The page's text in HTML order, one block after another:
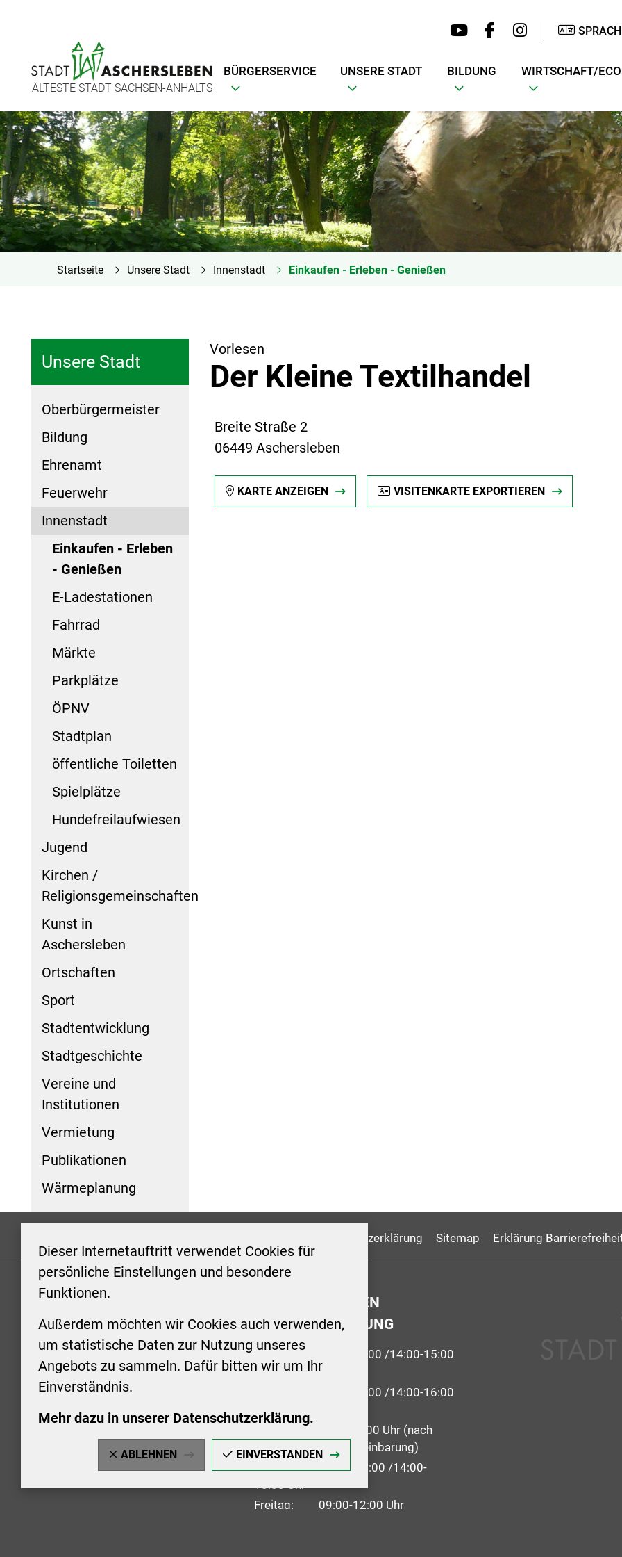
Dieser Internetauftritt verwendet Cookies für
persönliche Einstellungen und besondere
Funktionen.
Außerdem möchten wir Cookies auch verwenden,
um statistische Daten zur Nutzung unseres
Angebots zu sammeln. Dafür bitten wir um Ihr
Einverständnis.
Mehr dazu in unserer Datenschutzerklärung.
ABLEHNEN EINVERSTANDEN
ÄLTESTE STADT SACHSEN-ANHALTS
BÜRGERSERVICE UNSERE STADT BILDUNG WIRTSCHAFT/
Startseite Unsere Stadt Innenstadt Einkaufen - Erleben - Genießen
Unsere Stadt
Oberbürgermeister
Bildung
Ehrenamt
Feuerwehr
Innenstadt
Einkaufen - Erleben
- Genießen
E-Ladestationen
Fahrrad
Märkte
Parkplätze
ÖPNV
Stadtplan
öffentliche Toiletten
Spielplätze
Hundefreilaufwiesen
Jugend
Kirchen /
Religionsgemeinschaften
Kunst in
Aschersleben
Ortschaften
Sport
Stadtentwicklung
Stadtgeschichte
Vereine und
Institutionen
Vermietung
Publikationen
Wärmeplanung
Vorlesen
Der Kleine Textilhandel
Breite Straße 2
06449 Aschersleben
KARTE ANZEIGEN VISITENKARTE EXPORTIEREN
Datenschutzerklärung Sitemap Erklärung
KONTAKT
Stadt Aschersleben
Markt 1
06449 Aschersleben
+49 3473 958-0
stadt@aschersleben.de
https://www.aschersleben.de/
ÖFFNUNGSZEITEN
STADTVERWALTUNG
Montag: 09:00-12:00 /14:00-15:00
Uhr
Dienstag: 09:00-12:00 /14:00-16:00
Uhr
Mittwoch: 09:00 - 12:00 Uhr (nach
vorheriger Terminvereinbarung)
Donnerstag: 09:00-12:00 /14:00-
18:00 Uhr
Freitag: 09:00-12:00 Uhr